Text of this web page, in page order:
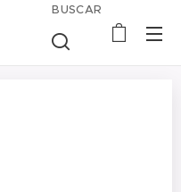
BUSCAR